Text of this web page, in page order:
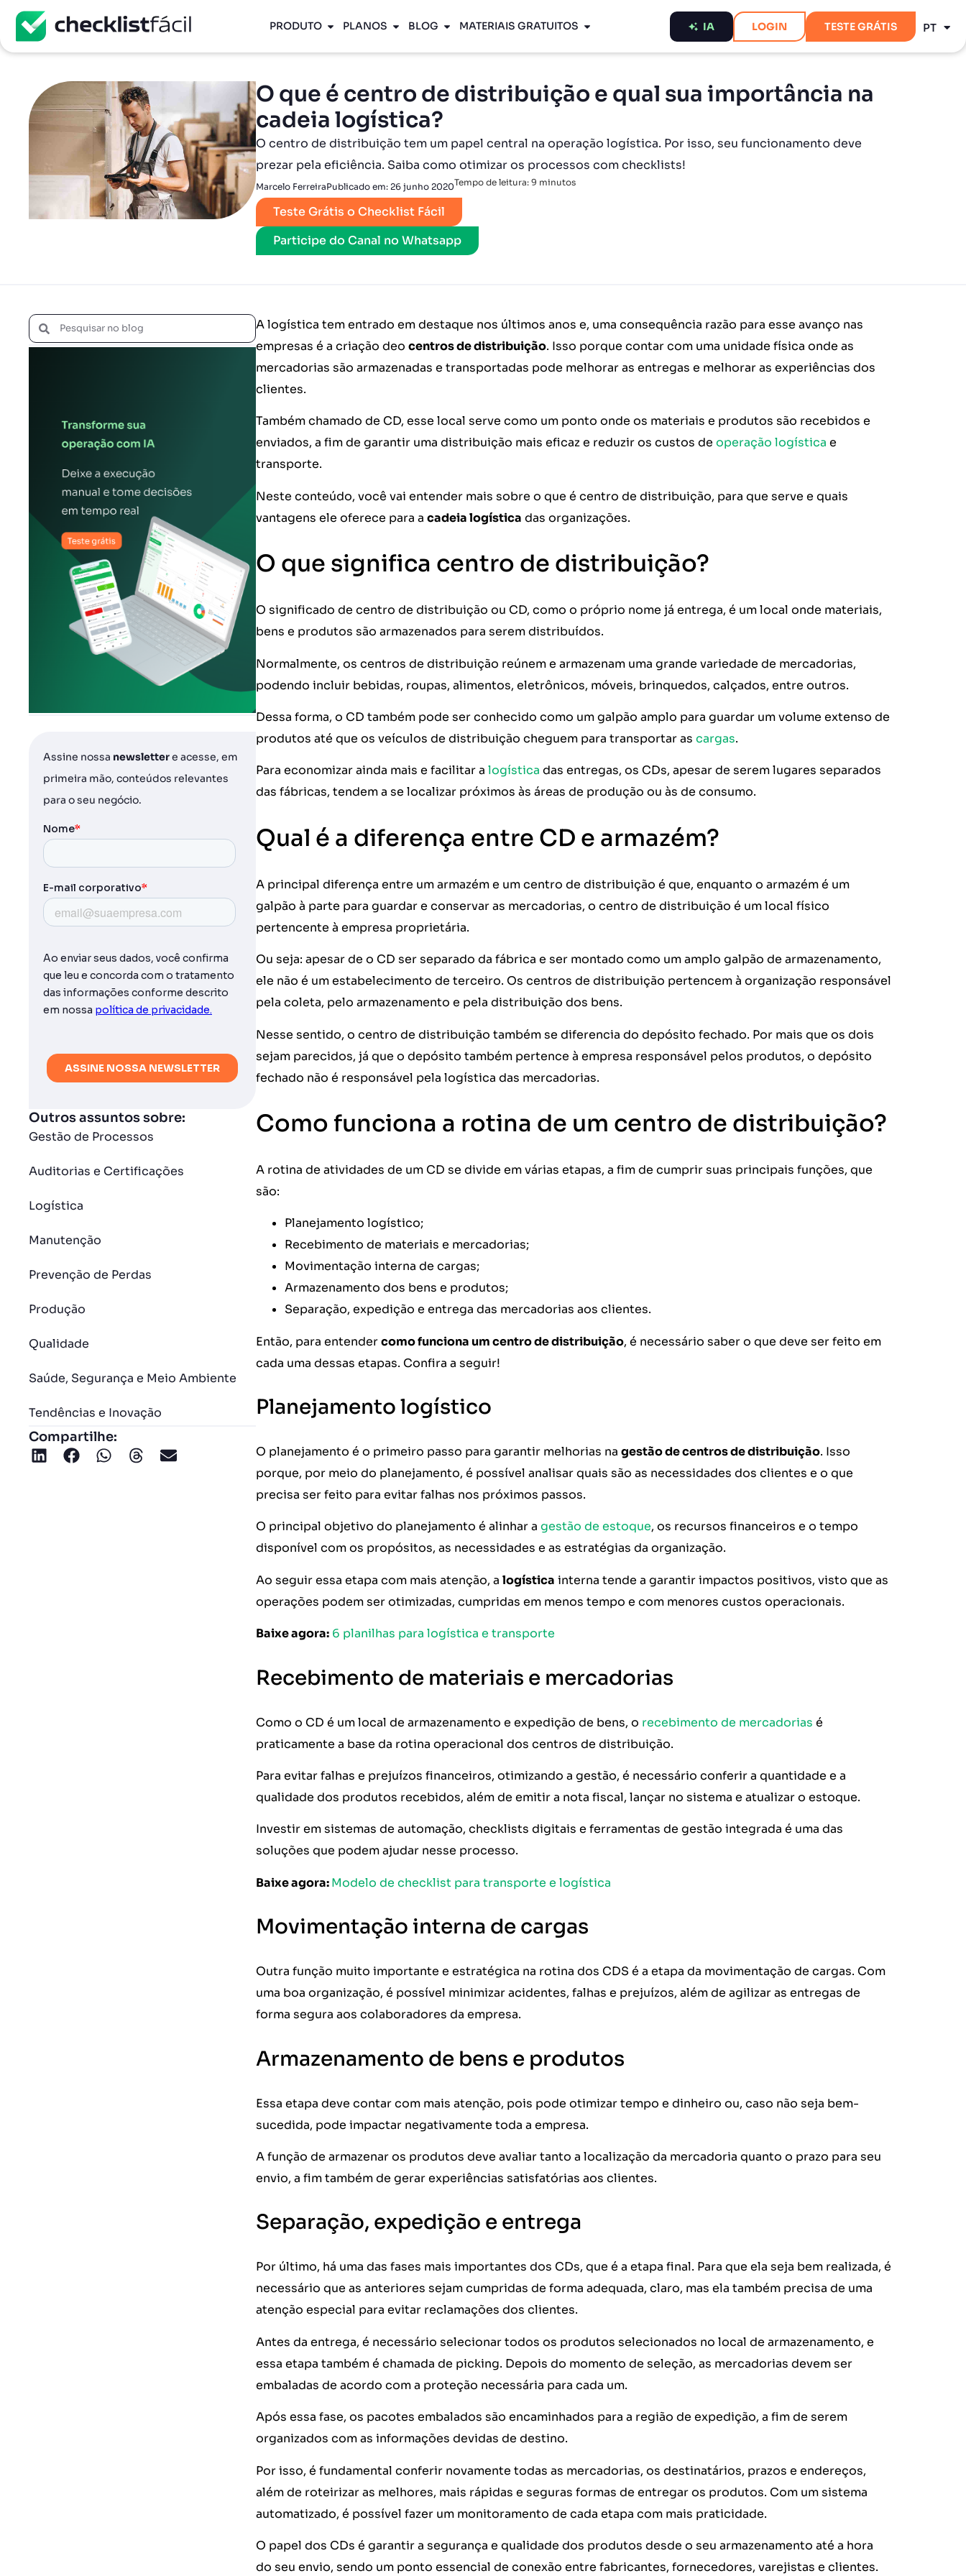
PRODUTO PLANOS BLOG MATERIAIS GRATUITOS IA LOGIN TESTE GRÁTIS PT
EN
O que é centro de distribuição e qual sua importância na
cadeia logística?
O centro de distribuição tem um papel central na operação logística. Por isso, seu funcionamento deve
prezar pela eficiência. Saiba como otimizar os processos com checklists!
Marcelo FerreiraPublicado em: 26 junho 2020Tempo de leitura: 9 minutos
Teste Grátis o Checklist Fácil
Participe do Canal no Whatsapp
Assine nossa newslettere acesse, em
primeira mão, conteúdos relevantes
para o seu negócio.
Outros assuntos sobre:
Gestão de Processos
Auditorias e Certificações
Logística
Manutenção
Prevenção de Perdas
Produção
Qualidade
Saúde, Segurança e Meio Ambiente
Tendências e Inovação
Compartilhe:
A logística tem entrado em destaque nos últimos anos e, uma consequência razão para esse avanço nas
empresas é a criação deo centros de distribuição. Isso porque contar com uma unidade física onde as
mercadorias são armazenadas e transportadas pode melhorar as entregas e melhorar as experiências dos
clientes.
Também chamado de CD, esse local serve como um ponto onde os materiais e produtos são recebidos e
enviados, a fim de garantir uma distribuição mais eficaz e reduzir os custos de operação logística e
transporte.
Neste conteúdo, você vai entender mais sobre o que é centro de distribuição, para que serve e quais
vantagens ele oferece para a cadeia logística das organizações.
O que significa centro de distribuição?
O significado de centro de distribuição ou CD, como o próprio nome já entrega, é um local onde materiais,
bens e produtos são armazenados para serem distribuídos.
Normalmente, os centros de distribuição reúnem e armazenam uma grande variedade de mercadorias,
podendo incluir bebidas, roupas, alimentos, eletrônicos, móveis, brinquedos, calçados, entre outros.
Dessa forma, o CD também pode ser conhecido como um galpão amplo para guardar um volume extenso de
produtos até que os veículos de distribuição cheguem para transportar as cargas.
Para economizar ainda mais e facilitar a logística das entregas, os CDs, apesar de serem lugares separados
das fábricas, tendem a se localizar próximos às áreas de produção ou às de consumo.
Qual é a diferença entre CD e armazém?
A principal diferença entre um armazém e um centro de distribuição é que, enquanto o armazém é um
galpão à parte para guardar e conservar as mercadorias, o centro de distribuição é um local físico
pertencente à empresa proprietária.
Ou seja: apesar de o CD ser separado da fábrica e ser montado como um amplo galpão de armazenamento,
ele não é um estabelecimento de terceiro. Os centros de distribuição pertencem à organização responsável
pela coleta, pelo armazenamento e pela distribuição dos bens.
Nesse sentido, o centro de distribuição também se diferencia do depósito fechado. Por mais que os dois
sejam parecidos, já que o depósito também pertence à empresa responsável pelos produtos, o depósito
fechado não é responsável pela logística das mercadorias.
Como funciona a rotina de um centro de distribuição?
A rotina de atividades de um CD se divide em várias etapas, a fim de cumprir suas principais funções, que
são:
Planejamento logístico;
Recebimento de materiais e mercadorias;
Movimentação interna de cargas;
Armazenamento dos bens e produtos;
Separação, expedição e entrega das mercadorias aos clientes.
Então, para entendercomo funciona um centro de distribuição, é necessário saber o que deve ser feito em
cada uma dessas etapas. Confira a seguir!
Planejamento logístico
O planejamento é o primeiro passo para garantir melhorias na gestão de centros de distribuição. Isso
porque, por meio do planejamento, é possível analisar quais são as necessidades dos clientes e o que
precisa ser feito para evitar falhas nos próximos passos.
O principal objetivo do planejamento é alinhar a gestão de estoque, os recursos financeiros e o tempo
disponível com os propósitos, as necessidades e as estratégias da organização.
Ao seguir essa etapa com mais atenção, a logística interna tende a garantir impactos positivos, visto que as
operações podem ser otimizadas, cumpridas em menos tempo e com menores custos operacionais.
Baixe agora: 6 planilhas para logística e transporte
Recebimento de materiais e mercadorias
Como o CD é um local de armazenamento e expedição de bens, o recebimento de mercadorias é
praticamente a base da rotina operacional dos centros de distribuição.
Para evitar falhas e prejuízos financeiros, otimizando a gestão, é necessário conferir a quantidade e a
qualidade dos produtos recebidos, além de emitir a nota fiscal, lançar no sistema e atualizar o estoque.
Investir em sistemas de automação, checklists digitais e ferramentas de gestão integrada é uma das
soluções que podem ajudar nesse processo.
Baixe agora:Modelo de checklist para transporte e logística
Movimentação interna de cargas
Outra função muito importante e estratégica na rotina dos CDS é a etapa da movimentação de cargas. Com
uma boa organização, é possível minimizar acidentes, falhas e prejuízos, além de agilizar as entregas de
forma segura aos colaboradores da empresa.
Armazenamento de bens e produtos
Essa etapa deve contar com mais atenção, pois pode otimizar tempo e dinheiro ou, caso não seja bem-
sucedida, pode impactar negativamente toda a empresa.
A função de armazenar os produtos deve avaliar tanto a localização da mercadoria quanto o prazo para seu
envio, a fim também de gerar experiências satisfatórias aos clientes.
Separação, expedição e entrega
Por último, há uma das fases mais importantes dos CDs, que é a etapa final. Para que ela seja bem realizada, é
necessário que as anteriores sejam cumpridas de forma adequada, claro, mas ela também precisa de uma
atenção especial para evitar reclamações dos clientes.
Antes da entrega, é necessário selecionar todos os produtos selecionados no local de armazenamento, e
essa etapa também é chamada de picking. Depois do momento de seleção, as mercadorias devem ser
embaladas de acordo com a proteção necessária para cada um.
Após essa fase, os pacotes embalados são encaminhados para a região de expedição, a fim de serem
organizados com as informações devidas de destino.
Por isso, é fundamental conferir novamente todas as mercadorias, os destinatários, prazos e endereços,
além de roteirizar as melhores, mais rápidas e seguras formas de entregar os produtos. Com um sistema
automatizado, é possível fazer um monitoramento de cada etapa com mais praticidade.
O papel dos CDs é garantir a segurança e qualidade dos produtos desde o seu armazenamento até a hora
do seu envio, sendo um ponto essencial de conexão entre fabricantes, fornecedores, varejistas e clientes.